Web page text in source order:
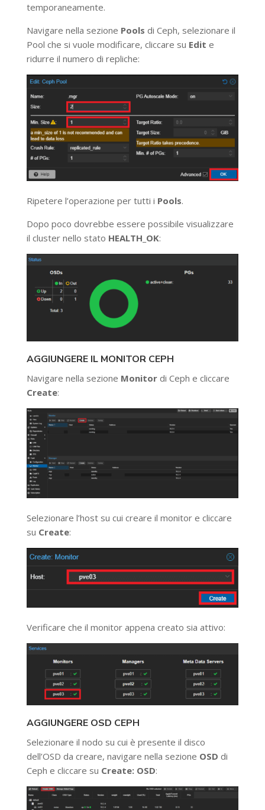
temporaneamente.
Navigare nella sezione Pools di Ceph, selezionare il
Pool che si vuole modificare, cliccare su Edit e
ridurre il numero di repliche:
Ripetere l’operazione per tutti i Pools.
Dopo poco dovrebbe essere possibile visualizzare
il cluster nello stato HEALTH_OK:
AGGIUNGERE IL MONITOR CEPH
Navigare nella sezione Monitordi Ceph e cliccare
Create:
Selezionare l’host su cui creare il monitor e cliccare
su Create:
Verificare che il monitor appena creato sia attivo:
AGGIUNGERE OSD CEPH
Selezionare il nodo su cui è presente il disco
dell’OSD da creare, navigare nella sezione OSD di
Ceph e cliccare su Create: OSD: